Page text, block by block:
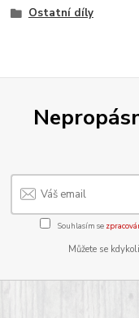
Ostatní díly
Souhlasím se
Můžete se